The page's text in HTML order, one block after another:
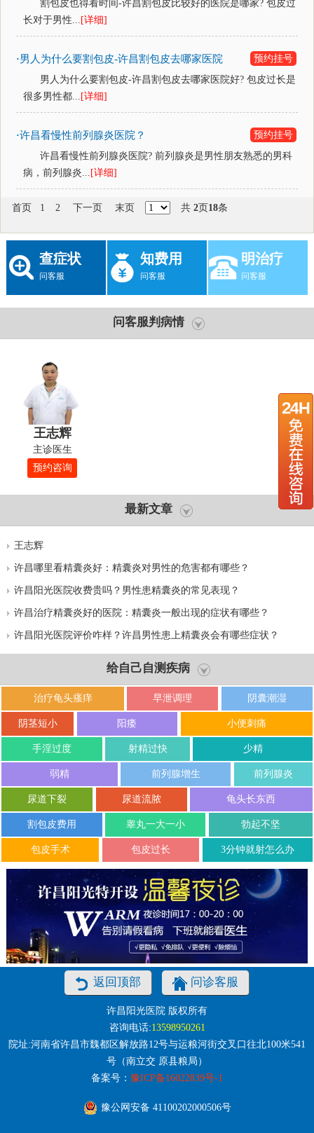
割包皮也得看时间-许昌割包皮比较好的医院是哪家? 包皮过
长对于男性... [详细]
·男人为什么要割包皮-许昌割包皮去哪家医院
预约挂号
男人为什么要割包皮-许昌割包皮去哪家医院好? 包皮过长是
很多男性都... [详细]
·许昌看慢性前列腺炎医院？
预约挂号
许昌看慢性前列腺炎医院? 前列腺炎是男性朋友熟悉的男科
病，前列腺炎... [详细]
首页 1 2 下一页 末页 共 2页18条
查症状
问客服
知费用
问客服
明治疗
问客服
问客服判病情
王志辉
主诊医生
预约咨询
最新文章
王志辉
许昌哪里看精囊炎好：精囊炎对男性的危害都有哪些？
许昌阳光医院收费贵吗？男性患精囊炎的常见表现？
许昌治疗精囊炎好的医院：精囊炎一般出现的症状有哪些？
许昌阳光医院评价咋样？许昌男性患上精囊炎会有哪些症状？
给自己自测疾病
治疗龟头瘙痒 早泄调理 阴囊潮湿
阴茎短小 阳痿 小便刺痛
手淫过度 射精过快 少精
弱精 前列腺增生 前列腺炎
尿道下裂 尿道流脓 龟头长东西
割包皮费用 睾丸一大一小 勃起不坚
包皮手术 包皮过长 3分钟就射怎么办
返回顶部 问诊客服
许昌阳光医院 版权所有
咨询电话:13598950261
院址:河南省许昌市魏都区解放路12号与运粮河街交叉口往北100米541
号（南立交 原县粮局）
备案号： 豫ICP备16022839号-1
豫公网安备 41100202000506号